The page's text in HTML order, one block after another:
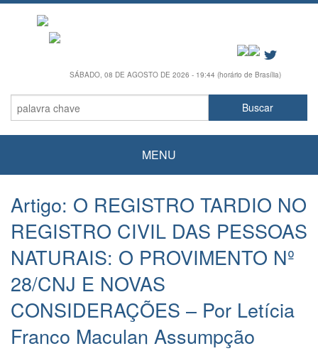
SÁBADO, 08 DE AGOSTO DE 2026 - 19:44 (horário de Brasília)
MENU
Artigo: O REGISTRO TARDIO NO
REGISTRO CIVIL DAS PESSOAS
NATURAIS: O PROVIMENTO Nº
28/CNJ E NOVAS
CONSIDERAÇÕES – Por Letícia
Franco Maculan Assumpção